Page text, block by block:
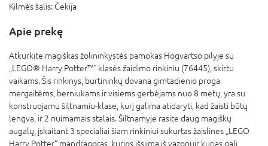
Kilmės šalis: Čekija
Apie prekę
Atkurkite magiškas žolininkystės pamokas Hogvartso pilyje su
„LEGO® Harry Potter™“ klasės žaidimo rinkiniu (76445), skirtu
vaikams. Šis rinkinys, burtininkų dovana gimtadienio proga
mergaitėms, berniukams ir visiems gerbėjams nuo 8 metų, yra su
konstruojamu šiltnamiu-klase, kurį galima atidaryti, kad žaisti būtų
lengva, ir 2 nuimamais stalais. Šiltnamyje rasite daug magiškų
augalų, įskaitant 3 specialiai šiam rinkiniui sukurtas žaislines „LEGO
Harry Potter“ mandragoras, kurios išsiima iš vazonųir kurias gali